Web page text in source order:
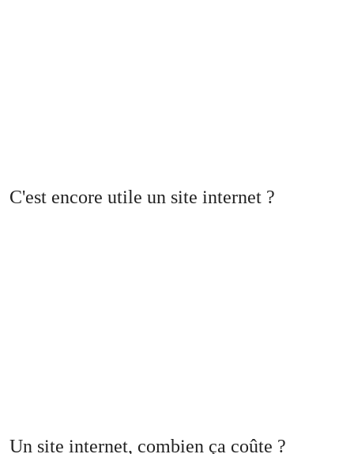
C'est encore utile un site internet ?
Un site internet, combien ça coûte ?